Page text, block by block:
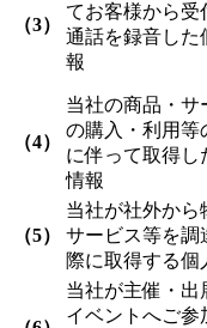
（3）
てお客様から受
通話を録音した
報
（4）
当社の商品・サ
の購入・利用等
に伴って取得し
情報
（5）
当社が社外から
サービス等を調
際に取得する個
当社が主催・出
イベントへご参